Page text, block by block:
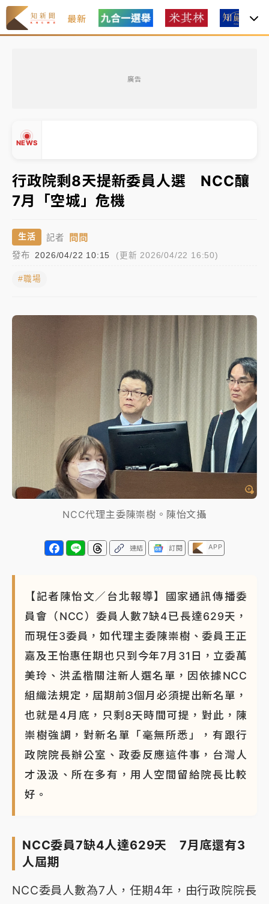
最新
廣告
NEWS
有片｜
連根拔起
中颱白海豚風雨來了！中部以北防豪雨 今晚、明天影
響最劇烈
白海豚逼近！北市水門只出不進 未移置車輛最高罰
油價持續凍漲！ 中油宣布下周一汽柴油價格維持不變
白海豚暴風圈逼近！新北淡水赫見龍捲風 榕樹
中颱白海豚風雨來了！中部以北防豪雨 今晚、明天影
響最劇烈
白海豚逼近！北市水門只出不進 未移置車輛最高罰
4800＋拖吊費
行政院剩8天提新委員人選 NCC釀
7月「空城」危機
生活 記者 問問
發布 2026/04/22 10:15 (更新 2026/04/22 16:50)
#職場
NCC代理主委陳崇樹。陳怡文攝
連結 訂閱 APP
【記者陳怡文／台北報導】國家通訊傳播委
員會（NCC）委員人數7缺4已長達629天，
而現任3委員，如代理主委陳崇樹、委員王正
嘉及王怡惠任期也只到今年7月31日，立委萬
美玲、洪孟楷關注新人選名單，因依據NCC
組織法規定，屆期前3個月必須提出新名單，
也就是4月底，只剩8天時間可提，對此，陳
崇樹強調，對新名單「毫無所悉」，有跟行
政院院長辦公室、政委反應這件事，台灣人
才汲汲、所在多有，用人空間留給院長比較
好。
NCC委員7缺4人達629天 7月底還有3
人屆期
NCC委員人數為7人，任期4年，由行政院院長